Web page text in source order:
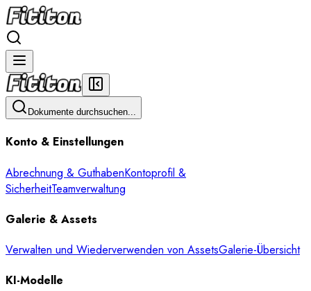
Dokumente durchsuchen...
Konto & Einstellungen
Abrechnung & GuthabenKontoprofil &
SicherheitTeamverwaltung
Galerie & Assets
Verwalten und Wiederverwenden von AssetsGalerie-Übersicht
KI-Modelle